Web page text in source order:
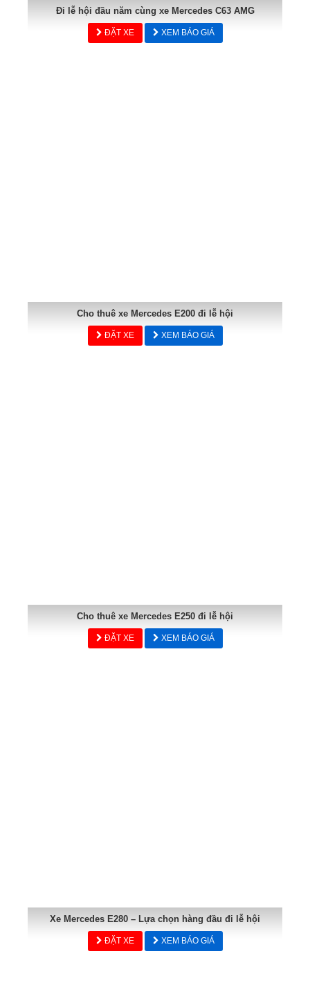
Đi lễ hội đầu năm cùng xe Mercedes C63 AMG
ĐẶT XE XEM BÁO GIÁ
Cho thuê xe Mercedes E200 đi lễ hội
ĐẶT XE XEM BÁO GIÁ
Cho thuê xe Mercedes E250 đi lễ hội
ĐẶT XE XEM BÁO GIÁ
Xe Mercedes E280 – Lựa chọn hàng đầu đi lễ hội
ĐẶT XE XEM BÁO GIÁ